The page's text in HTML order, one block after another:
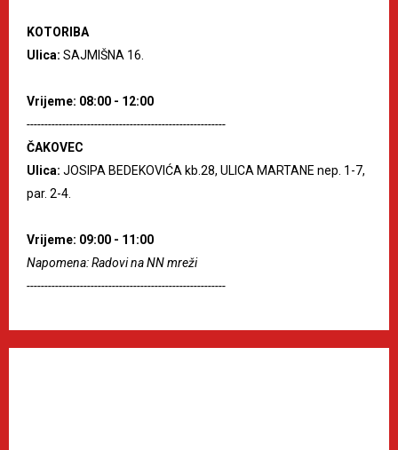
KOTORIBA
Ulica: SAJMIŠNA 16.
Vrijeme: 08:00 - 12:00
--------------------------------------------------------
ČAKOVEC
Ulica: JOSIPA BEDEKOVIĆA kb.28, ULICA MARTANE nep. 1-7,
par. 2-4.
Vrijeme: 09:00 - 11:00
Napomena: Radovi na NN mreži
--------------------------------------------------------